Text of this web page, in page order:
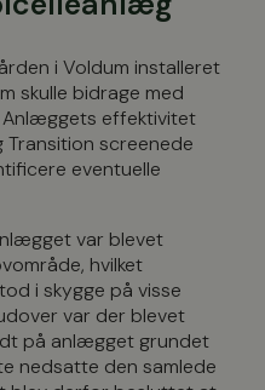
i Voldum installeret
skulle bidrage med
effektivitet
Transition screenede
eventuelle
var blevet
hvilket
i skygge på visse
var der blevet
på anlægget grundet
nedsatte den samlede